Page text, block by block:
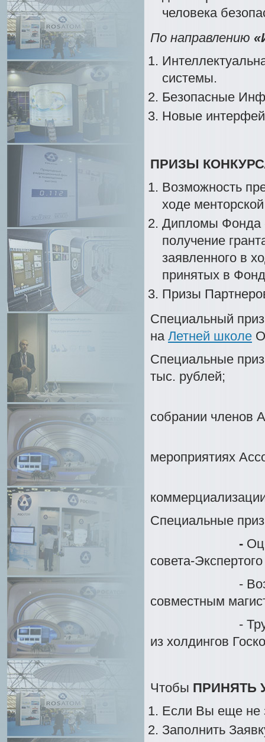
человека
По направлению
системы.
Безопасные
Новые
ПРИЗЫ
Возможность
ходе
Дипломы Фонда
получение
заявленного в
принятых в
Призы
Специальный
на Летней школе
Специальные
тыс. рублей;
собрании членов
мероприятиях
Специальные
-
совета-
-
совместным
-
из холдингов
Чтобы ПРИНЯТЬ
Если Вы еще не
Заполнить